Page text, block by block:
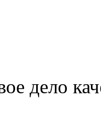
дело